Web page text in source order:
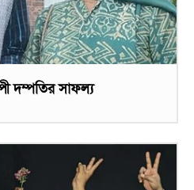
দম্পতির সাফল্য